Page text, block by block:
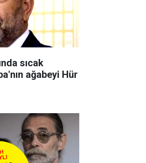
sıcak
ağabeyi Hür